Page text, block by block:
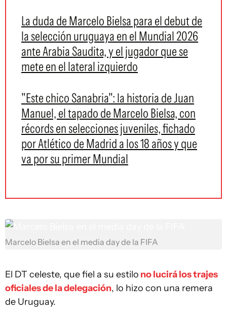
La duda de Marcelo Bielsa para el debut de
la selección uruguaya en el Mundial 2026
ante Arabia Saudita, y el jugador que se
mete en el lateral izquierdo
"Este chico Sanabria": la historia de Juan
Manuel, el tapado de Marcelo Bielsa, con
récords en selecciones juveniles, fichado
por Atlético de Madrid a los 18 años y que
va por su primer Mundial
Marcelo Bielsa en el media day de la FIFA
El DT celeste, que fiel a su estilo no lucirá los trajes
oficiales de la delegación, lo hizo con una remera
de Uruguay.